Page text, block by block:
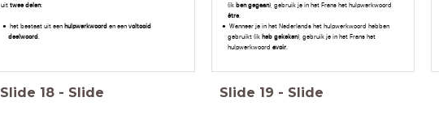
uit twee delen:
het bestaat uit eenhulpwerkwoorden een voltooid
deelwoord.
Slide 18 - Slide
(ik ben gegaan), gebruik je in het Frans het hulpwerkwoord
être.
Wanneer je in het Nederlands het hulpwerkwoord hebben
gebruikt (ik heb gekeken), gebruik je in het Frans het
hulpwerkwoord avoir.
Slide 19 - Slide